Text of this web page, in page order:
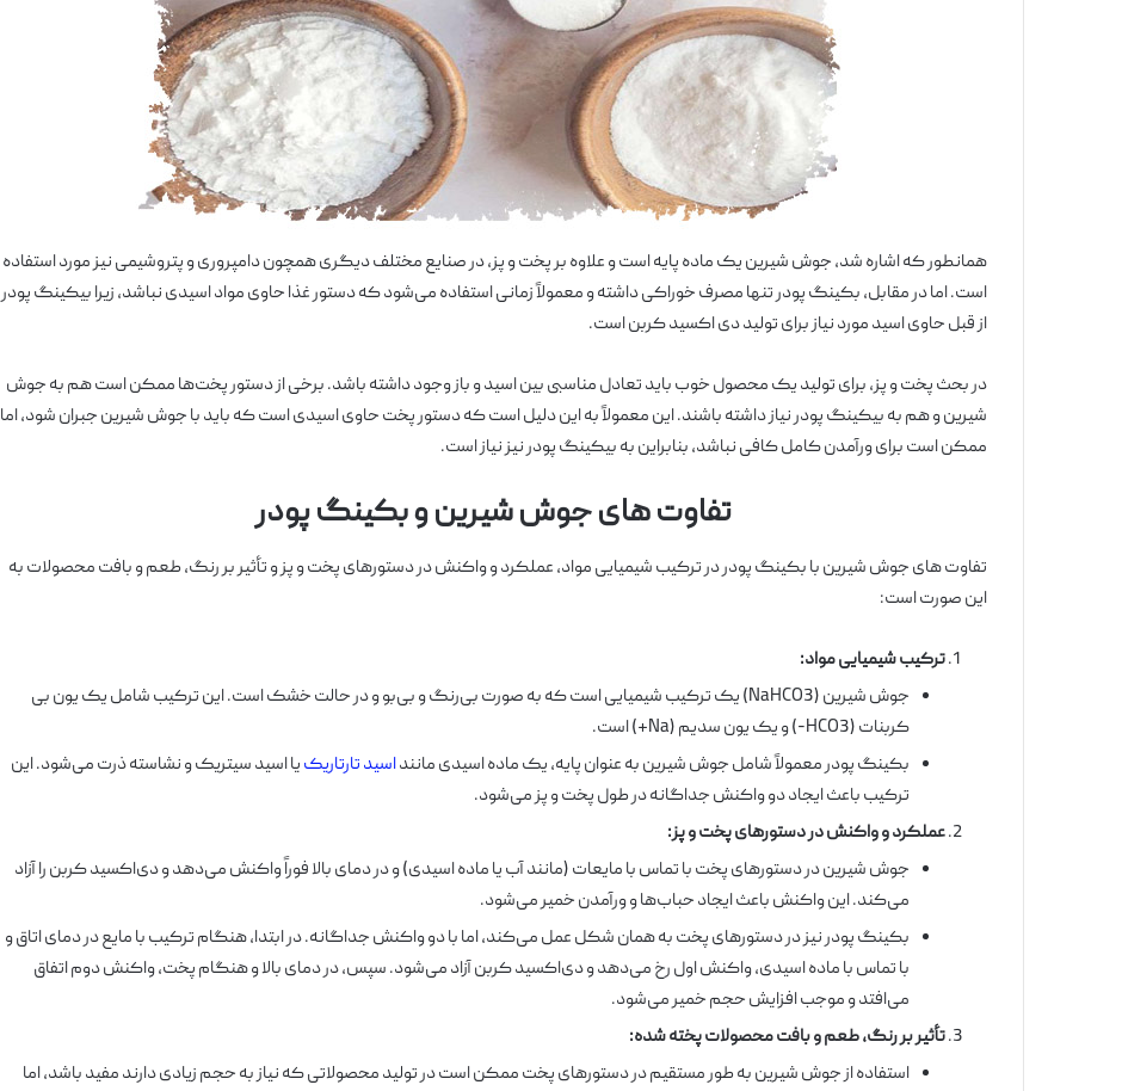
همانطور که اشاره شد، جوش شیرین یک ماده پایه است و علاوه بر پخت و پز، در صنایع مختلف دیگری همچون دامپروری و پتروشیمی نیز مورد استفاده
است. اما در مقابل، بکینگ پودر تنها مصرف خوراکی داشته و معمولاً زمانی استفاده می‌شود که دستور غذا حاوی مواد اسیدی نباشد، زیرا بیکینگ پودر
از قبل حاوی اسید مورد نیاز برای تولید دی اکسید کربن است.
در بحث پخت و پز، برای تولید یک محصول خوب باید تعادل مناسبی بین اسید و باز وجود داشته باشد. برخی از دستور پخت‌ها ممکن است هم به جوش
شیرین و هم به بیکینگ پودر نیاز داشته باشند. این معمولاً به این دلیل است که دستور پخت حاوی اسیدی است که باید با جوش شیرین جبران شود، اما
ممکن است برای ورآمدن کامل کافی نباشد، بنابراین به بیکینگ پودر نیز نیاز است.
تفاوت های جوش شیرین و بکینگ پودر
تفاوت های جوش شیرین با بکینگ پودر در ترکیب شیمیایی مواد، عملکرد و واکنش در دستورهای پخت و پز و تأثیر بر رنگ، طعم و بافت محصولات به
این صورت است:
ترکیب شیمیایی مواد:
جوش شیرین (NaHCO3) یک ترکیب شیمیایی است که به صورت بی‌رنگ و بی‌بو و در حالت خشک است. این ترکیب شامل یک یون بی
کربنات (HCO3-) و یک یون سدیم (Na+) است.
بکینگ پودر معمولاً شامل جوش شیرین به عنوان پایه، یک ماده اسیدی ماننداسید تارتاریکیا اسید سیتریک و نشاسته ذرت می‌شود. این
ترکیب باعث ایجاد دو واکنش جداگانه در طول پخت و پز می‌شود.
عملکرد و واکنش در دستورهای پخت و پز:
جوش شیرین در دستورهای پخت با تماس با مایعات (مانند آب یا ماده اسیدی) و در دمای بالا فوراً واکنش می‌دهد و دی‌اکسید کربن را آزاد
می‌کند. این واکنش باعث ایجاد حباب‌ها و ورآمدن خمیر می‌شود.
بکینگ پودر نیز در دستورهای پخت به همان شکل عمل می‌کند، اما با دو واکنش جداگانه. در ابتدا، هنگام ترکیب با مایع در دمای اتاق و
با تماس با ماده اسیدی، واکنش اول رخ می‌دهد و دی‌اکسید کربن آزاد می‌شود. سپس، در دمای بالا و هنگام پخت، واکنش دوم اتفاق
می‌افتد و موجب افزایش حجم خمیر می‌شود.
تأثیر بر رنگ، طعم و بافت محصولات پخته شده:
استفاده از جوش شیرین به طور مستقیم در دستورهای پخت ممکن است در تولید محصولاتی که نیاز به حجم زیادی دارند مفید باشد، اما